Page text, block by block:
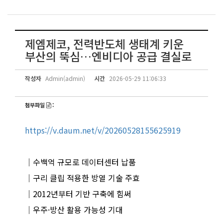
제엠제코, 전력반도체 생태계 키운
부산의 뚝심…엔비디아 공급 결실로
작성자 Admin(admin) 시간 2026-05-29 11:06:33
첨부파일 :
https://v.daum.net/v/20260528155625919
│ 수백억 규모로 데이터센터 납품
│ 구리 클립 적용한 방열 기술 주효
│ 2012년부터 기반 구축에 힘써
│ 우주·방산 활용 가능성 기대